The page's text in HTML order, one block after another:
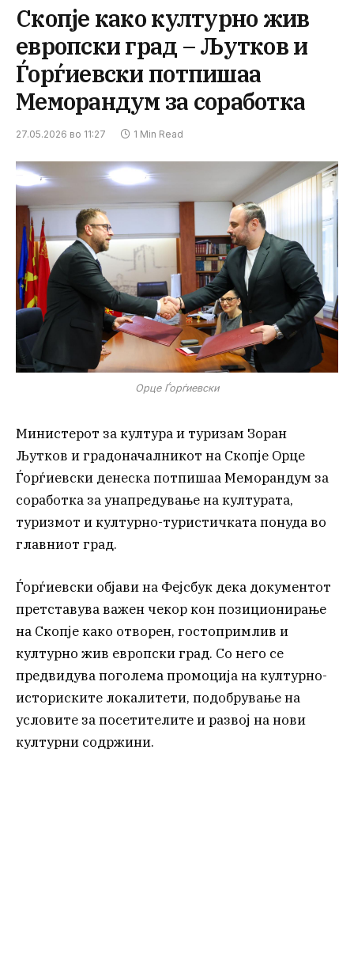
Скопје како културно жив
европски град – Љутков и
Ѓорѓиевски потпишаа
Меморандум за соработка
27.05.2026 во 11:27 1 Min Read
Орце Ѓорѓиевски
Министерот за култура и туризам Зоран
Љутков и градоначалникот на Скопје Орце
Ѓорѓиевски денеска потпишаа Меморандум за
соработка за унапредување на културата,
туризмот и културно-туристичката понуда во
главниот град.
Ѓорѓиевски објави на Фејсбук дека документот
претставува важен чекор кон позиционирање
на Скопје како отворен, гостопримлив и
културно жив европски град. Со него се
предвидува поголема промоција на културно-
историските локалитети, подобрување на
условите за посетителите и развој на нови
културни содржини.